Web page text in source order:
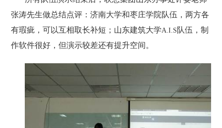
张涛先生做总结点评：济南大学和枣庄学院队伍，两方各
有瑕疵，可以互相取长补短；山东建筑大学A.I.S 队伍，制
作软件很好，但演示较差还有提升空间。